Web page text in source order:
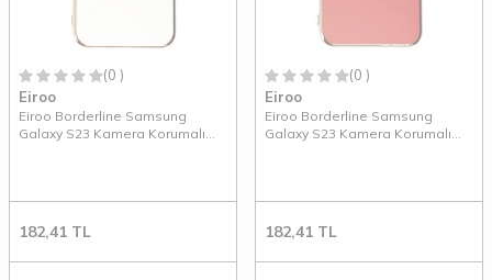
(0 )
Eiroo
Eiroo Borderline Samsung
Galaxy S23 Kamera Korumalı
182,41 TL
(0 )
Eiroo
Eiroo Borderline Samsung
Galaxy S23 Kamera Korumalı
182,41 TL